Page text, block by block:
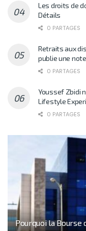
Les droits de
Détails
0 PARTAGES
Retraits aux
publie une note
0 PARTAGES
Youssef Zbidi
Lifestyle
0 PARTAGES
Pourquoi la Bourse